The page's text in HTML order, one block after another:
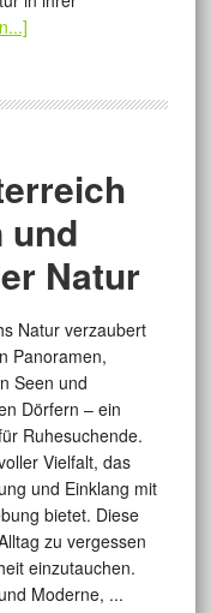
und
Natur
Natur verzaubert
Panoramen,
Seen und
Dörfern – ein
Ruhesuchende.
Vielfalt, das
und Einklang mit
bietet. Diese
zu vergessen
einzutauchen.
Moderne, ...